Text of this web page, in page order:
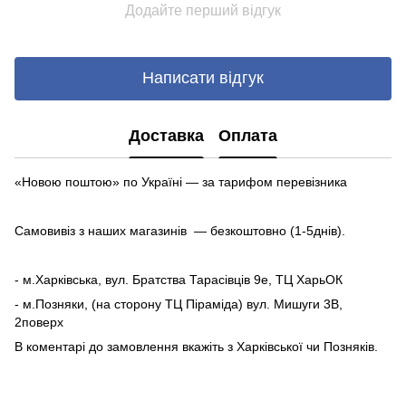
Додайте перший відгук
Написати відгук
Доставка Оплата
«Новою поштою» по Україні — за тарифом перевізника
Самовивіз з наших магазинів — безкоштовно (1-5днів).
- м.Харківська, вул. Братства Тарасівців 9е, ТЦ ХарьОК
- м.Позняки, (на сторону ТЦ Піраміда) вул. Мишуги 3В,
2поверх
В коментарі до замовлення вкажіть з Харківської чи Позняків.